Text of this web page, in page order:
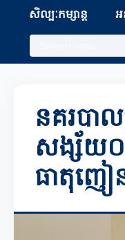
សិល្បៈកម្សាន្ត អ
នគរបា
សង្ស័យ០
ធាតុញៀ